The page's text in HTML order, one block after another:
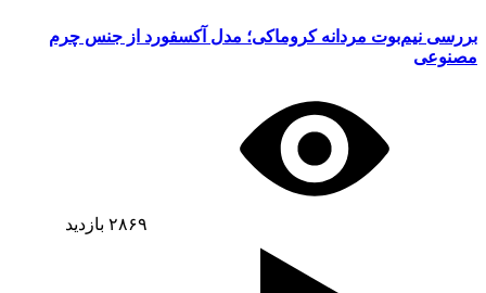
بررسی نیم‌بوت مردانه کروماکی؛ مدل آکسفورد از جنس چرم
مصنوعی
۲۸۶۹ بازدید